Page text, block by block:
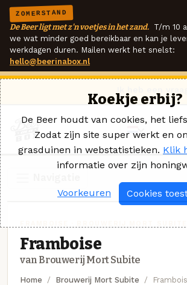
ZOMERSTAND
De Beer ligt met z'n voetjes in het zand. T/m 10
we wat minder goed bereikbaar en kan je
werkdagen duren. Mailen werkt het snelst:
hello@beerinabox.nl
Framboise
van Brouwerij Mort Subite
Home Brouwerij Mort Subite
Koekje erbij?
De Beer houdt van cookies, het
Zodat zijn site super werkt en
grasduinen in webstatistieken. Klik
informatie over zijn
Voorkeuren Cookies